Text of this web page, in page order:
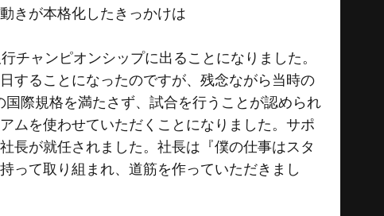
きが本格化したきっかけは
チャンピオンシップに出ることになりました。
することになったのですが、残念ながら当時の
際規格を満たさず、試合を行うことが認められ
ムを使わせていただくことになりました。サポ
長が就任されました。社長は『僕の仕事はスタ
って取り組まれ、道筋を作っていただきまし